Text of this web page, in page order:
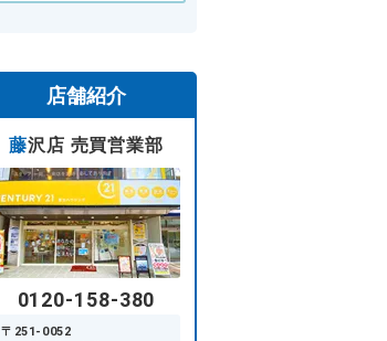
店舗紹介
藤沢店 売買営業部
0120-158-380
〒251-0052